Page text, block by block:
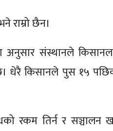
राम्रो छैन।
अनुसार संस्थानले
धेरै किसानले पुस १५
रकम तिर्न र सञ्चालन